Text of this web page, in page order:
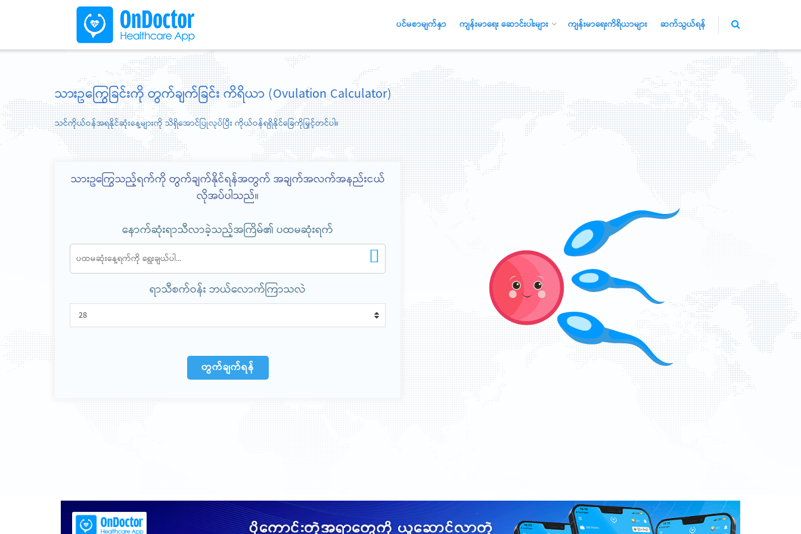
ပင်မစာမျက်နှာ ကျန်းမာရေး ဆောင်းပါးများ ကျန်းမာရေးကိရိယာများ ဆက်သွယ်ရန်
သားဥကြွေခြင်းကို တွက်ချက်ခြင်း ကိရိယာ (Ovulation Calculator)
သင်ကိုယ်ဝန်အရနိုင်ဆုံးနေ့များကို သိရှိအောင်ပြုလုပ်ပြီး ကိုယ်ဝန်ရရှိနိုင်ခြေကိုမြှင့်တင်ပါ။
သားဥကြွေသည့်ရက်ကို တွက်ချက်နိုင်ရန်အတွက် အချက်အလက်အနည်းငယ်
လိုအပ်ပါသည်။
နောက်ဆုံးရာသီလာခဲ့သည့်အကြိမ်၏ ပထမဆုံးရက်
ရာသီစက်ဝန်း ဘယ်လောက်ကြာသလဲ
28